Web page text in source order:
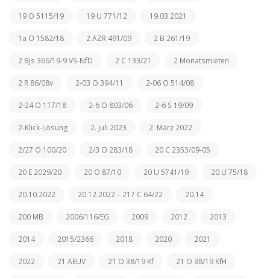
19 O 5115/19 19 U 771/12 19.03.2021
1a O 1582/18 2 AZR 491/09 2 B 261/19
2 BJs 366/19-9 VS-NfD 2 C 133/21 2 Monatsmieten
2 R 86/08v 2-03 O 394/11 2-06 O 514/08
2-24 O 117/18 2-6 O 803/06 2-6 S 19/09
2-Klick-Lösung 2. Juli 2023 2. März 2022
2/27 O 100/20 2/3 O 283/18 20 C 2353/09-05
20 E 2029/20 20 O 87/10 20 U 5741/19 20 U 75/18
20.10.2022 20.12.2022 – 217 C 64/22 20.14
200 MB 2006/116/EG 2009 2012 2013
2014 2015/2366 2018 2020 2021
2022 21 AEUV 21 O 38/19 Kf 21 O 38/19 KfH